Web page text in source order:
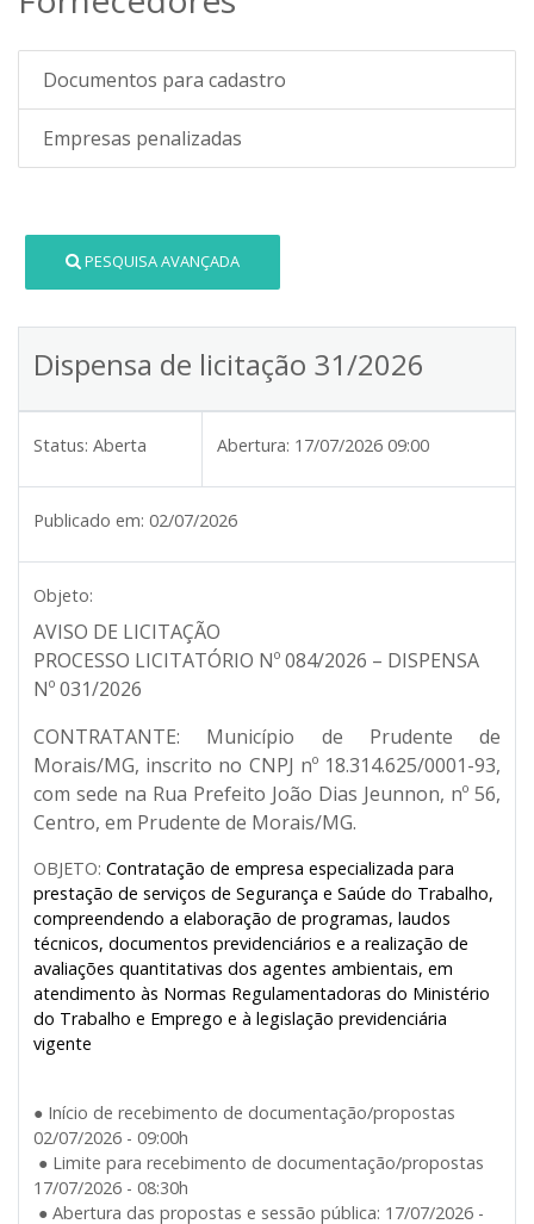
Documentos para cadastro
Empresas penalizadas
PESQUISA AVANÇADA
Dispensa de licitação 31/2026
Status: Aberta Abertura: 17/07/2026 09:00
Publicado em: 02/07/2026
Objeto:
AVISO DE LICITAÇÃO
PROCESSO LICITATÓRIO Nº 084/2026 – DISPENSA
Nº 031/2026
CONTRATANTE: Município de Prudente de
Morais/MG, inscrito no CNPJ nº 18.314.625/0001-93,
com sede na Rua Prefeito João Dias Jeunnon, nº 56,
Centro, em Prudente de Morais/MG.
OBJETO: Contratação de empresa especializada para
prestação de serviços de Segurança e Saúde do Trabalho,
compreendendo a elaboração de programas, laudos
técnicos, documentos previdenciários e a realização de
avaliações quantitativas dos agentes ambientais, em
atendimento às Normas Regulamentadoras do Ministério
do Trabalho e Emprego e à legislação previdenciária
vigente
● Início de recebimento de documentação/propostas
02/07/2026 - 09:00h
● Limite para recebimento de documentação/propostas
17/07/2026 - 08:30h
● Abertura das propostas e sessão pública: 17/07/2026 -